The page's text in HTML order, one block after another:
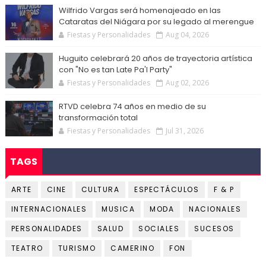
Wilfrido Vargas será homenajeado en las
Cataratas del Niágara por su legado al merengue
Fiestas y Personalidades Aug 04, 2026
Huguito celebrará 20 años de trayectoria artística
con "No es tan Late Pa'l Party"
Fiestas y Personalidades Aug 02, 2026
RTVD celebra 74 años en medio de su
transformación total
Fiestas y Personalidades Jul 31, 2026
TAGS
ARTE CINE CULTURA ESPECTÁCULOS
F & P
INTERNACIONALES
MUSICA MODA
NACIONALES
PERSONALIDADES
SALUD SOCIALES
SUCESOS
TEATRO
TURISMO CAMERINO FON